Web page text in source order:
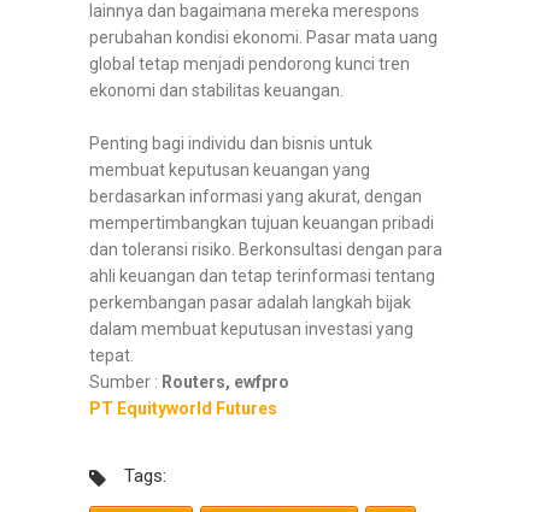
lainnya dan bagaimana mereka merespons
perubahan kondisi ekonomi. Pasar mata uang
global tetap menjadi pendorong kunci tren
ekonomi dan stabilitas keuangan.
Penting bagi individu dan bisnis untuk
membuat keputusan keuangan yang
berdasarkan informasi yang akurat, dengan
mempertimbangkan tujuan keuangan pribadi
dan toleransi risiko. Berkonsultasi dengan para
ahli keuangan dan tetap terinformasi tentang
perkembangan pasar adalah langkah bijak
dalam membuat keputusan investasi yang
tepat.
Sumber : Routers, ewfpro
PT Equityworld Futures
Tags: